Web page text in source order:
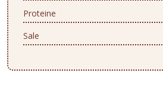
Proteine
Sale